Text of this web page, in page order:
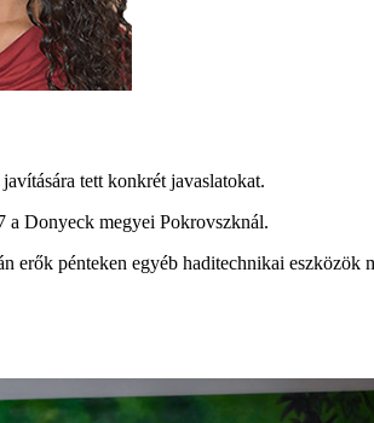
tett konkrét javaslatokat.
a Donyeck megyei Pokrovszknál.
erők pénteken egyéb haditechnikai eszközök